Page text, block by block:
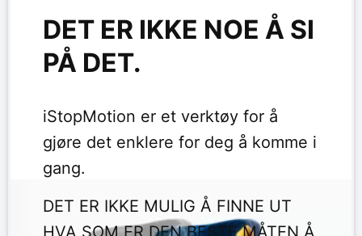
DET ER IKKE NOE Å SI
PÅ DET.
iStopMotion er et verktøy for å
gjøre det enklere for deg å komme i
gang.
DET ER IKKE MULIG Å FINNE UT
HVA SOM ER DEN BESTE MÅTEN Å